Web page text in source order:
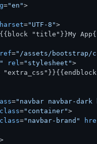
="en">
="UTF-8">
"title"}}My
="/assets/bootstrap/
rel ="stylesheet">
="navbar navbar-dark
class="container">
class="navbar-brand"
>